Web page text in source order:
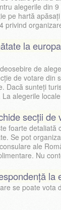
alegerile din
pe hartă
privind
la
de
de votare din
Dacă sunteți
La alegerile
secții de
foarte
Se pot
ale
Nu
la
se poate vota